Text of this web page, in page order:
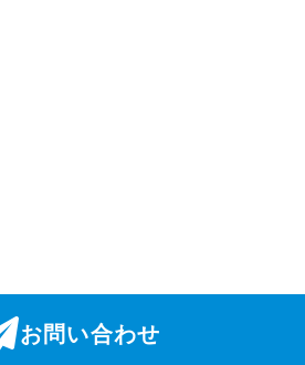
お問い合わせ